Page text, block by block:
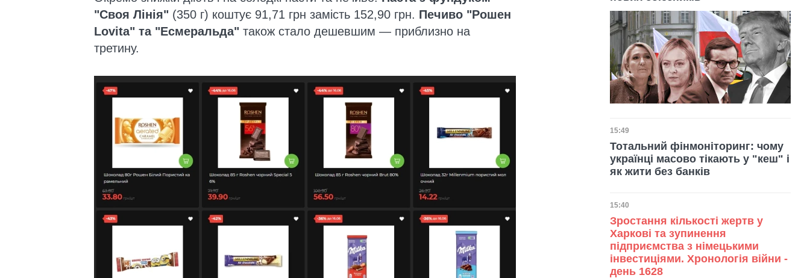
"Своя Лінія" (350 г) коштує 91,71 грн замість 152,90 грн. Печиво "Рошен
Lovita" та "Есмеральда" також стало дешевшим — приблизно на
третину.
Дата публікації
15:49
Тотальний фінмоніторинг: чому
українці масово тікають у "кеш" і
як жити без банків
Дата публікації
15:40
Зростання кількості жертв у
Харкові та зупинення
підприємства з німецькими
інвестиціями. Хронологія війни -
день 1628